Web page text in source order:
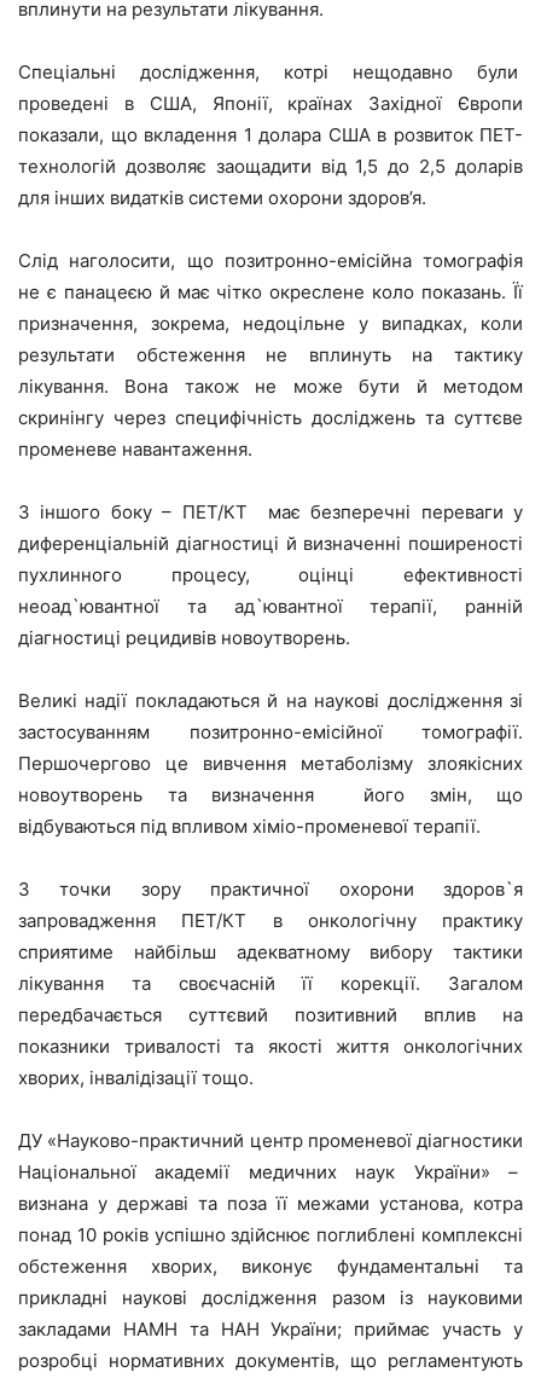
вплинути на результати лікування.
Спеціальні дослідження, котрі нещодавно були
проведені в США, Японії, країнах Західної Європи
показали, що вкладення 1 долара США в розвиток ПЕТ-
технологій дозволяє заощадити від 1,5 до 2,5 доларів
для інших видатків системи охорони здоров’я.
Слід наголосити, що позитронно-емісійна томографія
не є панацеєю й має чітко окреслене коло показань. Її
призначення, зокрема, недоцільне у випадках, коли
результати обстеження не вплинуть на тактику
лікування. Вона також не може бути й методом
скринінгу через специфічність досліджень та суттєве
променеве навантаження.
З іншого боку – ПЕТ/КТ має безперечні переваги у
диференціальній діагностиці й визначенні поширеності
пухлинного процесу, оцінці ефективності
неоад`ювантної та ад`ювантної терапії, ранній
діагностиці рецидивів новоутворень.
Великі надії покладаються й на наукові дослідження зі
застосуванням позитронно-емісійної томографії.
Першочергово це вивчення метаболізму злоякісних
новоутворень та визначення його змін, що
відбуваються під впливом хіміо-променевої терапії.
З точки зору практичної охорони здоров`я
запровадження ПЕТ/КТ в онкологічну практику
сприятиме найбільш адекватному вибору тактики
лікування та своєчасній її корекції. Загалом
передбачається суттєвий позитивний вплив на
показники тривалості та якості життя онкологічних
хворих, інвалідізації тощо.
ДУ «Науково-практичний центр променевої діагностики
Національної академії медичних наук України» –
визнана у державі та поза її межами установа, котра
понад 10 років успішно здійснює поглиблені комплексні
обстеження хворих, виконує фундаментальні та
прикладні наукові дослідження разом із науковими
закладами НАМН та НАН України; приймає участь у
розробці нормативних документів, що регламентують